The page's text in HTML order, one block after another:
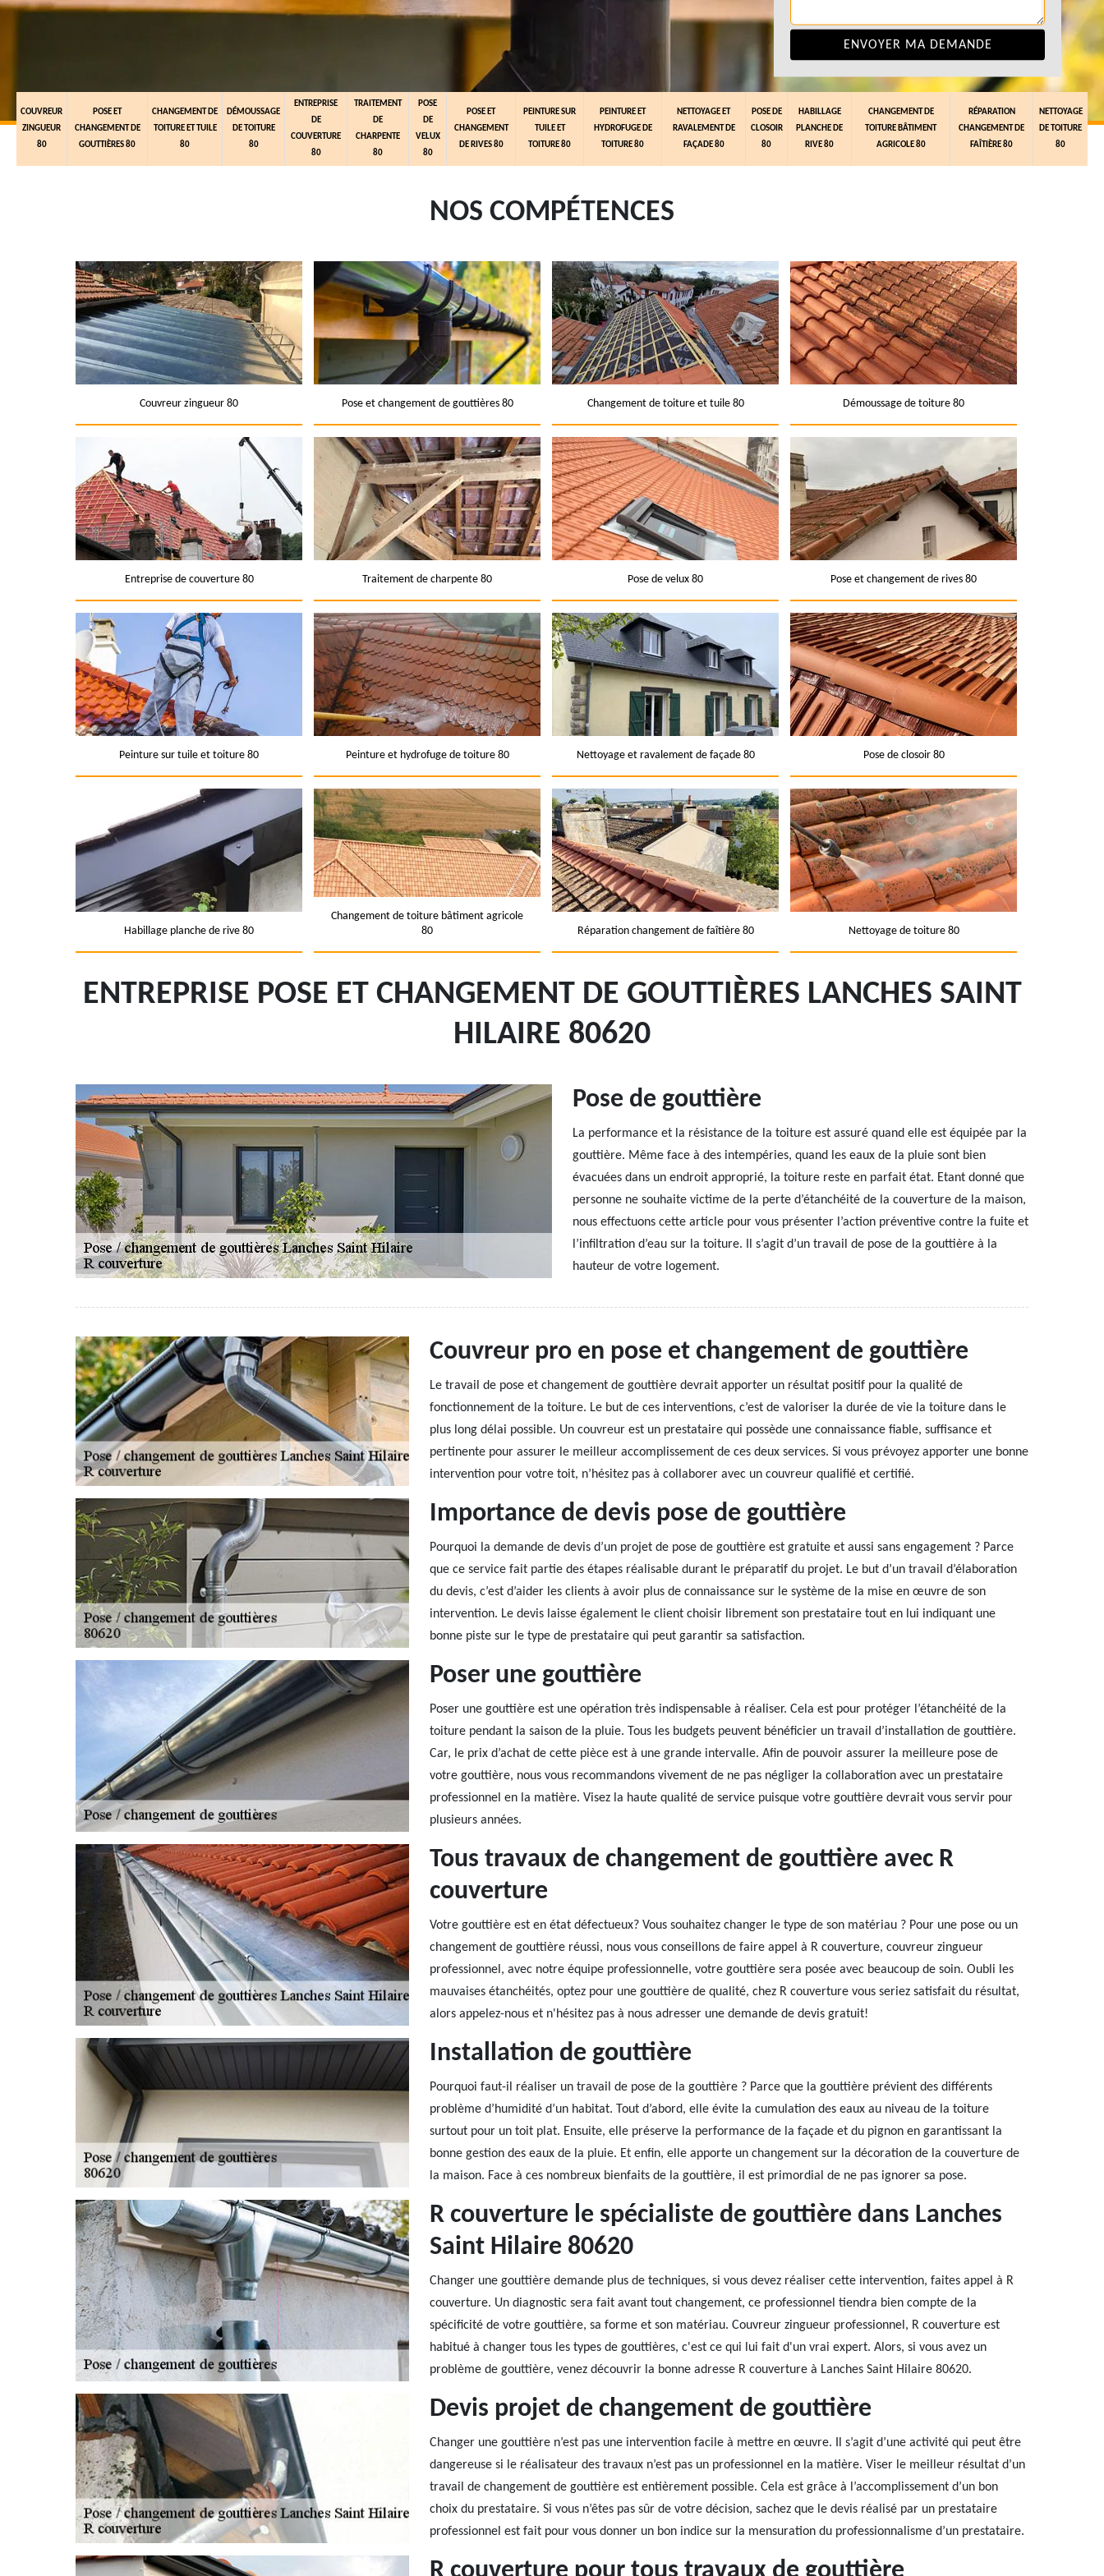
COUVREUR
ZINGUEUR
80
POSE ET
CHANGEMENT DE
GOUTTIÈRES 80
CHANGEMENT DE
TOITURE ET TUILE
80
DÉMOUSSAGE
DE TOITURE
80
ENTREPRISE
DE
COUVERTURE
80
TRAITEMENT
DE
CHARPENTE
80
POSE
DE
VELUX
80
POSE ET
CHANGEMENT
DE RIVES 80
PEINTURE SUR
TUILE ET
TOITURE 80
PEINTURE ET
HYDROFUGE DE
TOITURE 80
NETTOYAGE ET
RAVALEMENT DE
FAÇADE 80
POSE DE
CLOSOIR
80
HABILLAGE
PLANCHE DE
RIVE 80
CHANGEMENT DE
TOITURE BÂTIMENT
AGRICOLE 80
RÉPARATION
CHANGEMENT DE
FAÎTIÈRE 80
NETTOYAGE
DE TOITURE
80
NOS COMPÉTENCES
Couvreur zingueur 80 Pose et changement de gouttières 80 Changement de toiture et tuile 80 Démoussage de toiture 80
Entreprise de couverture 80 Traitement de charpente 80 Pose de velux 80 Pose et changement de rives 80
Peinture sur tuile et toiture 80 Peinture et hydrofuge de toiture 80 Nettoyage et ravalement de façade 80 Pose de closoir 80
Habillage planche de rive 80
Changement de toiture bâtiment agricole
80
Réparation changement de faîtière 80 Nettoyage de toiture 80
ENTREPRISE POSE ET CHANGEMENT DE GOUTTIÈRES LANCHES SAINT
HILAIRE 80620
Pose de gouttière
La performance et la résistance de la toiture est assuré quand elle est équipée par la
gouttière. Même face à des intempéries, quand les eaux de la pluie sont bien
évacuées dans un endroit approprié, la toiture reste en parfait état. Etant donné que
personne ne souhaite victime de la perte d’étanchéité de la couverture de la maison,
nous effectuons cette article pour vous présenter l’action préventive contre la fuite et
l’infiltration d’eau sur la toiture. Il s’agit d’un travail de pose de la gouttière à la
hauteur de votre logement.
Couvreur pro en pose et changement de gouttière
Le travail de pose et changement de gouttière devrait apporter un résultat positif pour la qualité de
fonctionnement de la toiture. Le but de ces interventions, c’est de valoriser la durée de vie la toiture dans le
plus long délai possible. Un couvreur est un prestataire qui possède une connaissance fiable, suffisance et
pertinente pour assurer le meilleur accomplissement de ces deux services. Si vous prévoyez apporter une bonne
intervention pour votre toit, n’hésitez pas à collaborer avec un couvreur qualifié et certifié.
Importance de devis pose de gouttière
Pourquoi la demande de devis d’un projet de pose de gouttière est gratuite et aussi sans engagement ? Parce
que ce service fait partie des étapes réalisable durant le préparatif du projet. Le but d’un travail d’élaboration
du devis, c’est d’aider les clients à avoir plus de connaissance sur le système de la mise en œuvre de son
intervention. Le devis laisse également le client choisir librement son prestataire tout en lui indiquant une
bonne piste sur le type de prestataire qui peut garantir sa satisfaction.
Poser une gouttière
Poser une gouttière est une opération très indispensable à réaliser. Cela est pour protéger l’étanchéité de la
toiture pendant la saison de la pluie. Tous les budgets peuvent bénéficier un travail d’installation de gouttière.
Car, le prix d’achat de cette pièce est à une grande intervalle. Afin de pouvoir assurer la meilleure pose de
votre gouttière, nous vous recommandons vivement de ne pas négliger la collaboration avec un prestataire
professionnel en la matière. Visez la haute qualité de service puisque votre gouttière devrait vous servir pour
plusieurs années.
Tous travaux de changement de gouttière avec R
couverture
Votre gouttière est en état défectueux? Vous souhaitez changer le type de son matériau ? Pour une pose ou un
changement de gouttière réussi, nous vous conseillons de faire appel à R couverture, couvreur zingueur
professionnel, avec notre équipe professionnelle, votre gouttière sera posée avec beaucoup de soin. Oubli les
mauvaises étanchéités, optez pour une gouttière de qualité, chez R couverture vous seriez satisfait du résultat,
alors appelez-nous et n'hésitez pas à nous adresser une demande de devis gratuit!
Installation de gouttière
Pourquoi faut-il réaliser un travail de pose de la gouttière ? Parce que la gouttière prévient des différents
problème d’humidité d’un habitat. Tout d’abord, elle évite la cumulation des eaux au niveau de la toiture
surtout pour un toit plat. Ensuite, elle préserve la performance de la façade et du pignon en garantissant la
bonne gestion des eaux de la pluie. Et enfin, elle apporte un changement sur la décoration de la couverture de
la maison. Face à ces nombreux bienfaits de la gouttière, il est primordial de ne pas ignorer sa pose.
R couverture le spécialiste de gouttière dans Lanches
Saint Hilaire 80620
Changer une gouttière demande plus de techniques, si vous devez réaliser cette intervention, faites appel à R
couverture. Un diagnostic sera fait avant tout changement, ce professionnel tiendra bien compte de la
spécificité de votre gouttière, sa forme et son matériau. Couvreur zingueur professionnel, R couverture est
habitué à changer tous les types de gouttières, c'est ce qui lui fait d'un vrai expert. Alors, si vous avez un
problème de gouttière, venez découvrir la bonne adresse R couverture à Lanches Saint Hilaire 80620.
Devis projet de changement de gouttière
Changer une gouttière n’est pas une intervention facile à mettre en œuvre. Il s’agit d’une activité qui peut être
dangereuse si le réalisateur des travaux n’est pas un professionnel en la matière. Viser le meilleur résultat d’un
travail de changement de gouttière est entièrement possible. Cela est grâce à l’accomplissement d’un bon
choix du prestataire. Si vous n’êtes pas sûr de votre décision, sachez que le devis réalisé par un prestataire
professionnel est fait pour vous donner un bon indice sur la mensuration du professionnalisme d’un prestataire.